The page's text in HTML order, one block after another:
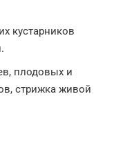
кустарников
плодовых и
стрижка живой